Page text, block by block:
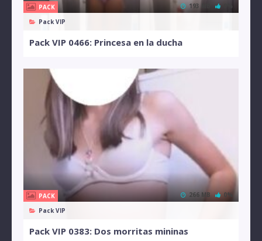
PACK
Pack VIP
193 MB
Pack VIP 0466: Princesa en la ducha
PACK
Pack VIP
266 MB 0%
Pack VIP 0383: Dos morritas mininas